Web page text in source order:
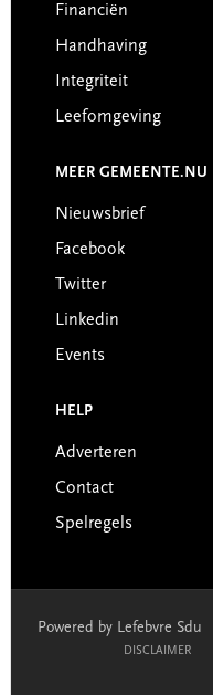
Financiën
Handhaving
Integriteit
Leefomgeving
MEER GEMEENTE.NU
Nieuwsbrief
Facebook
Twitter
Linkedin
Events
HELP
Adverteren
Contact
Spelregels
Powered by Lefebvre Sdu
DISCLAIMER